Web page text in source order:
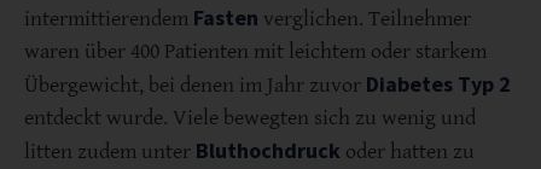
intermittierendem Fasten verglichen. Teilnehmer
waren über 400 Patienten mit leichtem oder starkem
Übergewicht, bei denen im Jahr zuvor Diabetes Typ 2
entdeckt wurde. Viele bewegten sich zu wenig und
litten zudem unter Bluthochdruck oder hatten zu